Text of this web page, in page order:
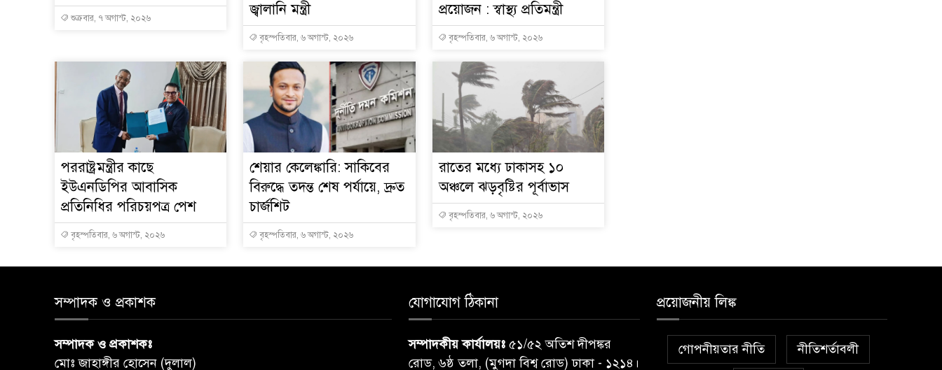
শুক্রবার, ৭ অগাস্ট, ২০২৬
জ্বালানি মন্ত্রী
বৃহস্পতিবার, ৬ অগাস্ট, ২০২৬
প্রয়োজন : স্বাস্থ্য প্রতিমন্ত্রী
বৃহস্পতিবার, ৬ অগাস্ট, ২০২৬
পররাষ্ট্রমন্ত্রীর কা‌ছে
ইউএনডিপির আবাসিক
প্রতিনিধির পরিচয়পত্র পেশ
বৃহস্পতিবার, ৬ অগাস্ট, ২০২৬
শেয়ার কেলেঙ্কারি: সাকিবের
বিরুদ্ধে তদন্ত শেষ পর্যায়ে, দ্রুত
চার্জশিট
বৃহস্পতিবার, ৬ অগাস্ট, ২০২৬
রাতের মধ্যে ঢাকাসহ ১০
অঞ্চলে ঝড়বৃষ্টির পূর্বাভাস
বৃহস্পতিবার, ৬ অগাস্ট, ২০২৬
সম্পাদক ও প্রকাশক
সম্পাদক ও প্রকাশকঃ
মোঃ জাহাঙ্গীর হোসেন (দুলাল)
যোগাযোগ ঠিকানা
সম্পাদকীয় কার্যালয়ঃ ৫১/৫২ অতিশ দীপঙ্কর
রোড, ৬ষ্ঠ তলা, (মুগদা বিশ্ব রোড) ঢাকা - ১২১৪।
প্রয়োজনীয় লিঙ্ক
গোপনীয়তার নীতি নীতিশর্তাবলী